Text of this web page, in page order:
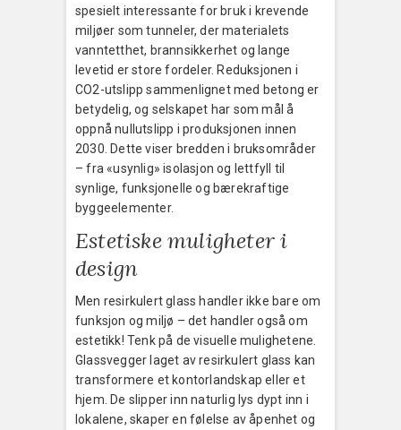
spesielt interessante for bruk i krevende
miljøer som tunneler, der materialets
vanntetthet, brannsikkerhet og lange
levetid er store fordeler. Reduksjonen i
CO2-utslipp sammenlignet med betong er
betydelig, og selskapet har som mål å
oppnå nullutslipp i produksjonen innen
2030. Dette viser bredden i bruksområder
– fra «usynlig» isolasjon og lettfyll til
synlige, funksjonelle og bærekraftige
byggeelementer.
Estetiske muligheter i
design
Men resirkulert glass handler ikke bare om
funksjon og miljø – det handler også om
estetikk! Tenk på de visuelle mulighetene.
Glassvegger laget av resirkulert glass kan
transformere et kontorlandskap eller et
hjem. De slipper inn naturlig lys dypt inn i
lokalene, skaper en følelse av åpenhet og